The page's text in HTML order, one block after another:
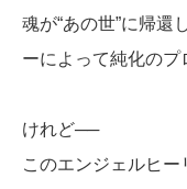
魂が“あの世”に帰還
ーによって純化のプ
けれど──
このエンジェルヒ